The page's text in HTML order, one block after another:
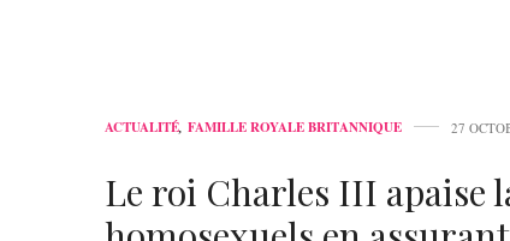
ACTUALITÉ, FAMILLE ROYALE BRITANNIQUE 27
Le roi Charles III apaise